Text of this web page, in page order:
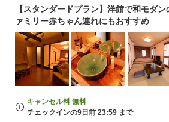
【スタンダードプラン】洋館で和モダ
ァミリー赤ちゃん連れにもおすすめ